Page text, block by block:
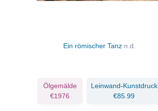
Ein römischer Tanz n.d.
Ölgemälde
€1976
Leinwand-Kunstdruck
€85.99